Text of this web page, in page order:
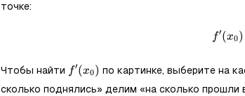
точке:
f′(x0)
Чтобы найти f'(x_0)
f′(x0) по картинке, выберите на
сколько поднялись» делим «на сколько прошли